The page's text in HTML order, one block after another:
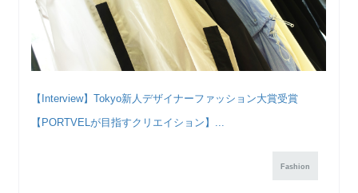
【Interview】Tokyo新人デザイナーファッション大賞受賞
【PORTVELが目指すクリエイション】...
Fashion